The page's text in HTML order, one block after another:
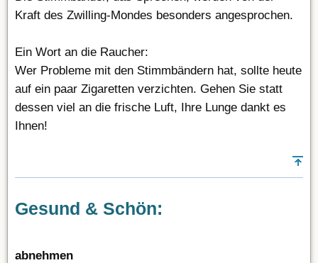
Kraft des Zwilling-Mondes besonders angesprochen.
Ein Wort an die Raucher:
Wer Probleme mit den Stimmbändern hat, sollte heute
auf ein paar Zigaretten verzichten. Gehen Sie statt
dessen viel an die frische Luft, Ihre Lunge dankt es
Ihnen!
Gesund & Schön:
abnehmen